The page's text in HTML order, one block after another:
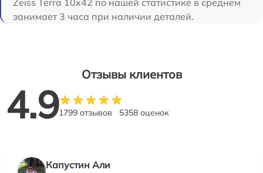
занимает 3 часа при наличии деталей.
Отзывы клиентов
4.91799 отзывов 5358 оценок
Капустин Али